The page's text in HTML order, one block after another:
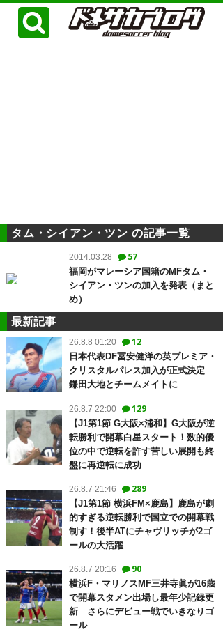
タム・シイアン・ツン の記事一覧
2014.03.28 57
福岡がマレーシア国籍のMFタム・
シイアン・ツンの加入を発表（まと
め）
最新記事
26.8.8 01:20 12
日本代表DF冨安健洋の英プレミア・
クリスタルパレス加入が正式決定
鎌田大地とチームメイトに
26.8.7 22:00 129
【J1第1節 G大阪×浦和】G大阪が逆
転勝利で開幕白星スタート！数的優
位の中で逆転を許す苦しい展開も終
盤に再逆転に成功
26.8.7 21:46 289
【J1第1節 横浜FM×鹿島】鹿島が劇
的すぎる逆転勝利で国立での開幕戦
制す！後半ATにチャヴリッチが2ゴ
ールの大活躍
26.8.7 20:16 90
横浜F・マリノスMF三井寺眞が16歳
で開幕スタメン出場し最年少記録更
新 さらにデビュー戦でいきなりゴ
ール